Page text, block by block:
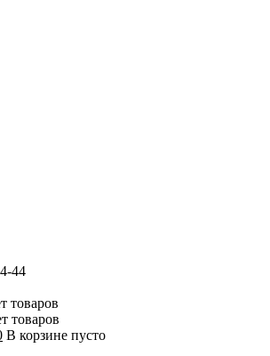
44
товаров
товаров
В корзине пусто